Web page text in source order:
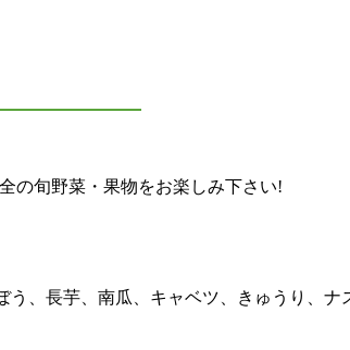
の旬野菜・果物をお楽しみ下さい!
、長芋、南瓜、キャベツ、きゅうり、